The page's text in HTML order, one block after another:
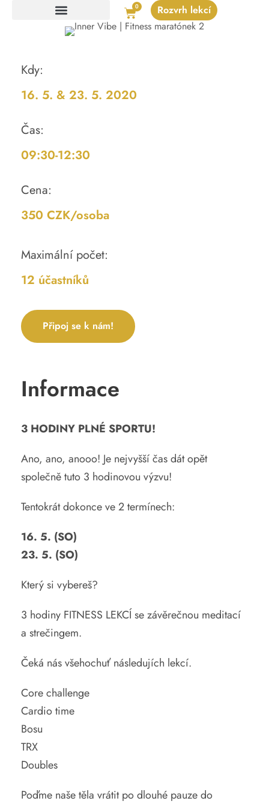
0 Rozvrh lekcí
Kdy:
16. 5. & 23. 5. 2020
Čas:
09:30-12:30
Cena:
350 CZK/osoba
Maximální počet:
12 účastníků
Připoj se k nám!
Informace
3 HODINY PLNÉ SPORTU!
Ano, ano, anooo! Je nejvyšší čas dát opět
společně tuto 3 hodinovou výzvu!
Tentokrát dokonce ve 2 termínech:
16. 5. (SO)
23. 5. (SO)
Který si vybereš?
3 hodiny FITNESS LEKCÍ se závěrečnou meditací
a strečingem.
Čeká nás všehochuť následujích lekcí.
Core challenge
Cardio time
Bosu
TRX
Doubles
Poďme naše těla vrátit po dlouhé pauze do